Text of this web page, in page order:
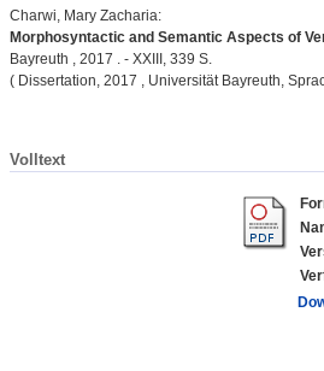
Charwi, Mary Zacharia:
Morphosyntactic and Semantic Aspects of
Bayreuth , 2017 . - XXIII, 339 S.
( Dissertation, 2017 , Universität Bayreuth,
Volltext